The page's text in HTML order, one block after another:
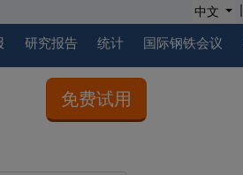
中文 |
研究报告 统计 国际钢铁会议
免费试用